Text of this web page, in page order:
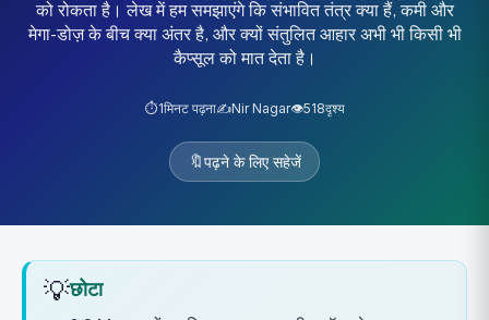
को रोकता है। लेख में हम समझाएंगे कि संभावित तंत्र क्या हैं, कमी और
मेगा-डोज़ के बीच क्या अंतर है, और क्यों संतुलित आहार अभी भी किसी भी
कैप्सूल को मात देता है।
⏱️1मिनट पढ़ना✍️Nir Nagar👁️518दृश्य
🔖पढ़ने के लिए सहेजें
💡छोटा